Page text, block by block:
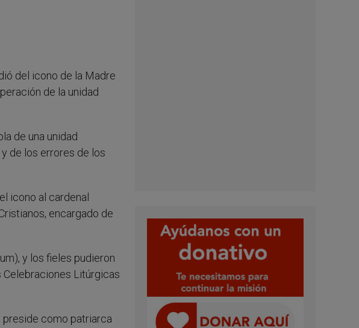
del icono de la Madre
de la unidad
de una unidad
de los errores de los
icono al cardenal
encargado de
y los fieles pudieron
Celebraciones Litúrgicas
preside como patriarca